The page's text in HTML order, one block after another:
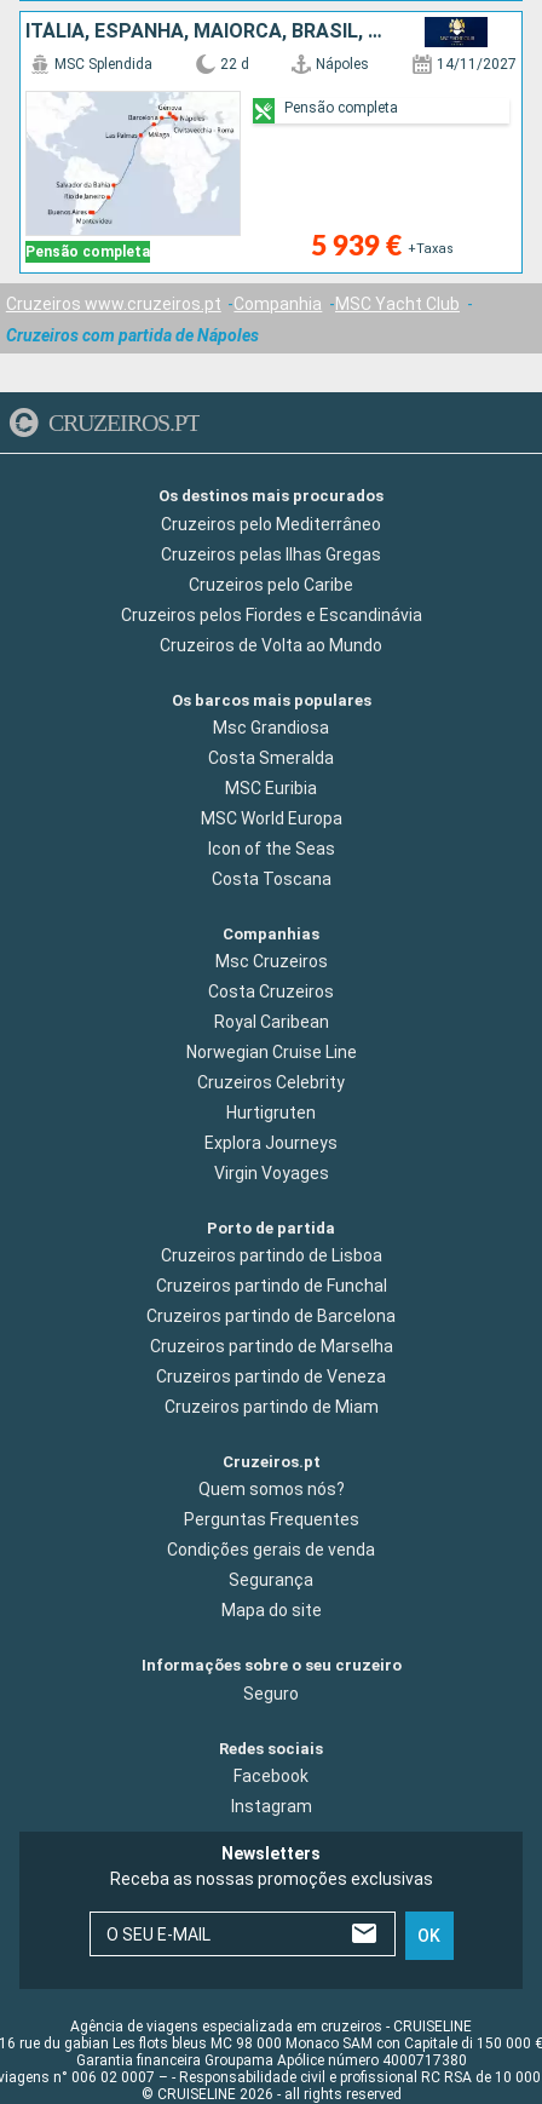
ITÁLIA, ESPANHA, MAIORCA, BRASIL, URUGUAI, ARGENTINA
Pensão completa
MSC Splendida 22 d Nápoles 14/11/2027
5 939 € +Taxas
Pensão completa
Cruzeiros www.cruzeiros.pt Companhia
MSC Yacht Club
Cruzeiros com partida de Nápoles
CRUZEIROS.PT
Os destinos mais procurados
Cruzeiros pelo Mediterrâneo
Cruzeiros pelas Ilhas Gregas
Cruzeiros pelo Caribe
Cruzeiros pelos Fiordes e Escandinávia
Cruzeiros de Volta ao Mundo
Os barcos mais populares
Msc Grandiosa
Costa Smeralda
MSC Euribia
MSC World Europa
Icon of the Seas
Costa Toscana
Companhias
Msc Cruzeiros
Costa Cruzeiros
Royal Caribean
Norwegian Cruise Line
Cruzeiros Celebrity
Hurtigruten
Explora Journeys
Virgin Voyages
Porto de partida
Cruzeiros partindo de Lisboa
Cruzeiros partindo de Funchal
Cruzeiros partindo de Barcelona
Cruzeiros partindo de Marselha
Cruzeiros partindo de Veneza
Cruzeiros partindo de Miam
Cruzeiros.pt
Quem somos nós?
Perguntas Frequentes
Condições gerais de venda
Segurança
Mapa do site
Informações sobre o seu cruzeiro
Seguro
Redes sociais
Facebook
Instagram
Newsletters
Receba as nossas promoções exclusivas
O SEU E-MAIL OK
Agência de viagens especializada em cruzeiros - CRUISELINE
16 rue du gabian Les flots bleus MC 98 000 Monaco SAM con Capitale di 150 000 €
Garantia financeira Groupama Apólice número 4000717380
n° 006 02 0007 – - Responsabilidade civil e profissional RC RSA de 10 000
© CRUISELINE 2026 - all rights reserved